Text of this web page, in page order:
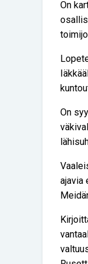
On
On
ajavia